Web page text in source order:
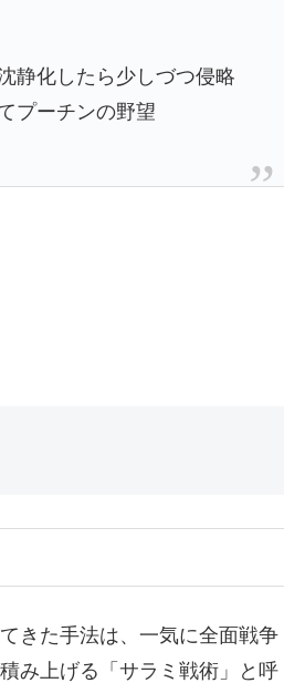
静化したら少しづつ侵略
プーチンの野望
きた手法は、一気に全面戦争
み上げる「サラミ戦術」と呼